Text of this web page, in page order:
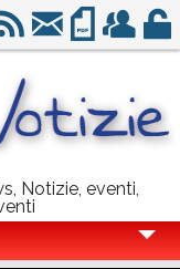
Notizie, eventi,